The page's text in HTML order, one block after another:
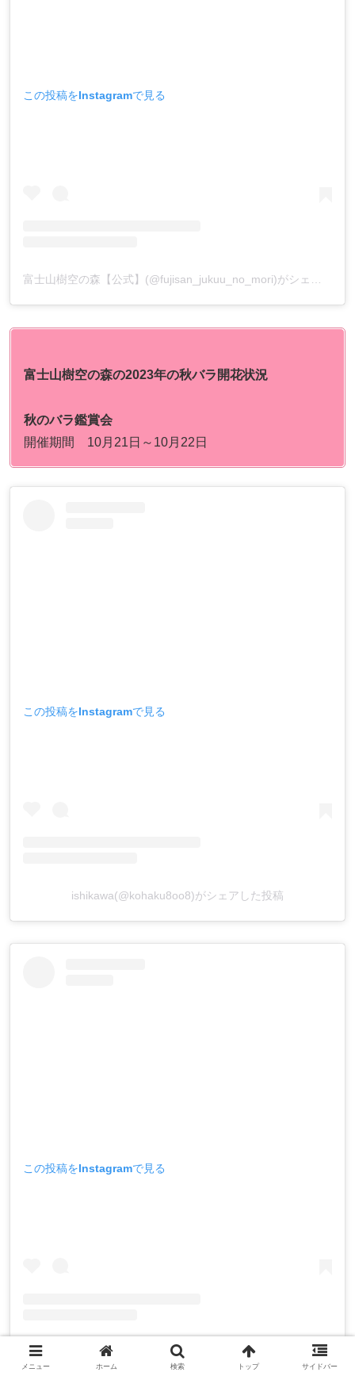
この投稿をInstagramで見る
富士山樹空の森【公式】(@fujisan_jukuu_no_mori)がシェアした投稿
富士山樹空の森の2023年の秋バラ開花状況
秋のバラ鑑賞会
開催期間 10月21日～10月22日
この投稿をInstagramで見る
ishikawa(@kohaku8oo8)がシェアした投稿
この投稿をInstagramで見る
@matamata.miniがシェアした投稿
メニュー ホーム 検索 トップ サイドバー